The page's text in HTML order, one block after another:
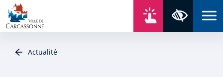
Aller au contenu
Aller au menu
Aller au plan du site
Aller à la recherche
Actualité
Panneau de gestion des cookies